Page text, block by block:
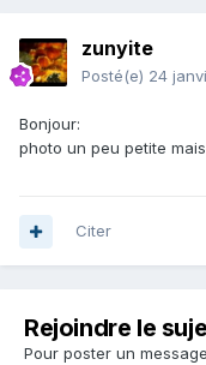
zunyite
Posté(e) 24
Bonjour:
photo un peu petite
Citer
Rejoindre le
Pour poster un